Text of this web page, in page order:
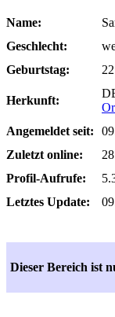
Name:
Geschlecht:
Geburtstag:
Herkunft:
Angemeldet seit:
Zuletzt online:
Profil-Aufrufe:
Letztes Update:
Dieser Bereich ist